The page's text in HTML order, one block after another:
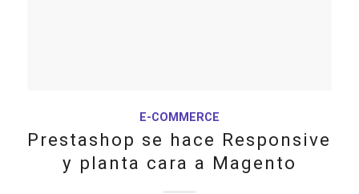
E-COMMERCE
Prestashop se hace Responsive
y planta cara a Magento